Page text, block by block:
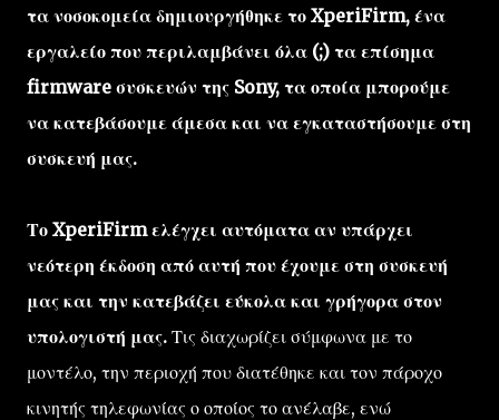
τα νοσοκομεία δημιουργήθηκε το XperiFirm, ένα
εργαλείο που περιλαμβάνει όλα (;) τα επίσημα
firmware συσκευών της Sony, τα οποία μπορούμε
να κατεβάσουμε άμεσα και να εγκαταστήσουμε στη
συσκευή μας.
Το XperiFirm ελέγχει αυτόματα αν υπάρχει
νεότερη έκδοση από αυτή που έχουμε στη συσκευή
μας και την κατεβάζει εύκολα και γρήγορα στον
υπολογιστή μας. Τις διαχωρίζει σύμφωνα με το
μοντέλο, την περιοχή που διατέθηκε και τον πάροχο
κινητής τηλεφωνίας ο οποίος το ανέλαβε, ενώ